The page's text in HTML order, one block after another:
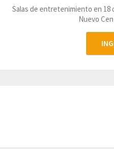
Salas de entretenimiento en 18
Nuevo